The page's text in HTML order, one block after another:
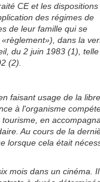
CE et les dispositions
des régimes de
de leur famille qui se
dans la
du 2 juin 1983 (1), telle
(2).
faisant usage de la libre
à l'organisme
en
Au cours de la
lorsque cela était
mois dans un cinéma.